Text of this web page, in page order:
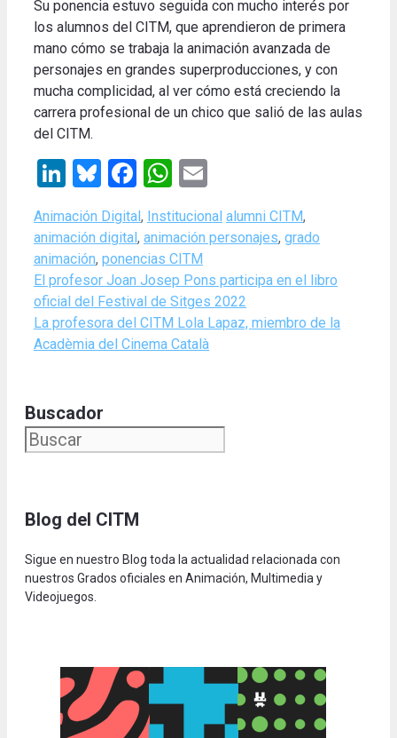
Su ponencia estuvo seguida con mucho interés por
los alumnos del CITM, que aprendieron de primera
mano cómo se trabaja la animación avanzada de
personajes en grandes superproducciones, y con
mucha complicidad, al ver cómo está creciendo la
carrera profesional de un chico que salió de las aulas
del CITM.
LinkedIn
Bluesky
Facebook
WhatsApp
Categories
Animación Digital , Institucional Tags
alumni CITM,
animación digital , animación personajes, grado
animación, ponencias CITM
El profesor Joan Josep Pons participa en el libro
oficial del Festival de Sitges 2022
La profesora del CITM Lola Lapaz, miembro de la
Acadèmia del Cinema Català
Buscador
Blog del CITM
Sigue en nuestro Blog toda la actualidad relacionada con
nuestros Grados oficiales en Animación, Multimedia y
Videojuegos.